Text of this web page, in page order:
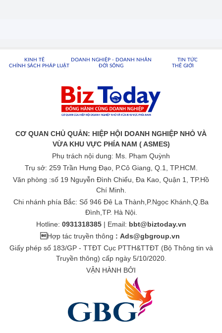
KINH TẾ DOANH NGHIỆP - DOANH NHÂN
TIN TỨC
CHÍNH SÁCH PHÁP LUẬT
ĐỜI SỐNG THẾ GIỚI
CƠ QUAN CHỦ QUẢN: HIỆP HỘI DOANH NGHIỆP NHỎ VÀ
VỪA KHU VỰC PHÍA NAM ( ASMES)
Phụ trách nội dung: Ms. Phạm Quỳnh
Trụ sở: 259 Trần Hưng Đạo, P.Cô Giang, Q.1, TP.HCM.
Văn phòng :số 19 Nguyễn Đình Chiểu, Đa Kao, Quận 1, TP.Hồ
Chí Minh.
Chi nhánh phía Bắc: Số 946 Đê La Thành,P.Ngọc Khánh,Q.Ba
Đình,TP. Hà Nội.
Hotline: 0931318385| Email: bbt@biztoday.vn
Hợp tác truyền thông : Ads@gbgroup.vn
Giấy phép số 183/GP - TTĐT Cục PTTH&TTĐT (Bộ Thông tin và
Truyền thông) cấp ngày 5/10/2020.
VẬN HÀNH BỞI